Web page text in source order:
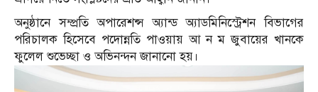
অনুষ্ঠানে সম্প্রতি অপারেশন্স অ্যান্ড অ্যাডমিনিস্ট্রেশন বিভাগের
পরিচালক হিসেবে পদোন্নতি পাওয়ায় আ ন ম জুবায়ের খানকে
ফুলেল শুভেচ্ছা ও অভিনন্দন জানানো হয়।